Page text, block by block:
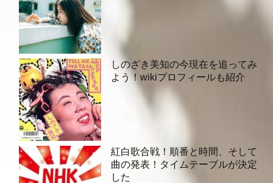
しのざき美知の今現在を追ってみ
よう！wikiプロフィールも紹介
紅白歌合戦！順番と時間、そして
曲の発表！タイムテーブルが決定
した